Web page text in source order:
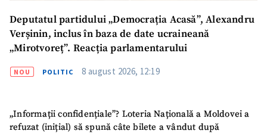
Deputatul partidului „Democrația Acasă”, Alexandru
Verșinin, inclus în baza de date ucraineană
„Mirotvoreț”. Reacția parlamentarului
NOU POLITIC 8 august 2026, 12:19
„Informații confidențiale”? Loteria Națională a Moldovei a
refuzat (inițial) să spună câte bilete a vândut după